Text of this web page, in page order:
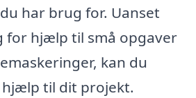
har brug for. Uanset
for hjælp til små opgaver
kan du
til dit projekt.